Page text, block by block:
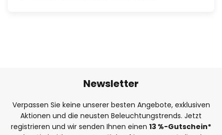
Newsletter
Verpassen Sie keine unserer besten Angebote, exklusiven
Aktionen und die neusten Beleuchtungstrends. Jetzt
registrieren und wir senden Ihnen einen 13 %-Gutschein*